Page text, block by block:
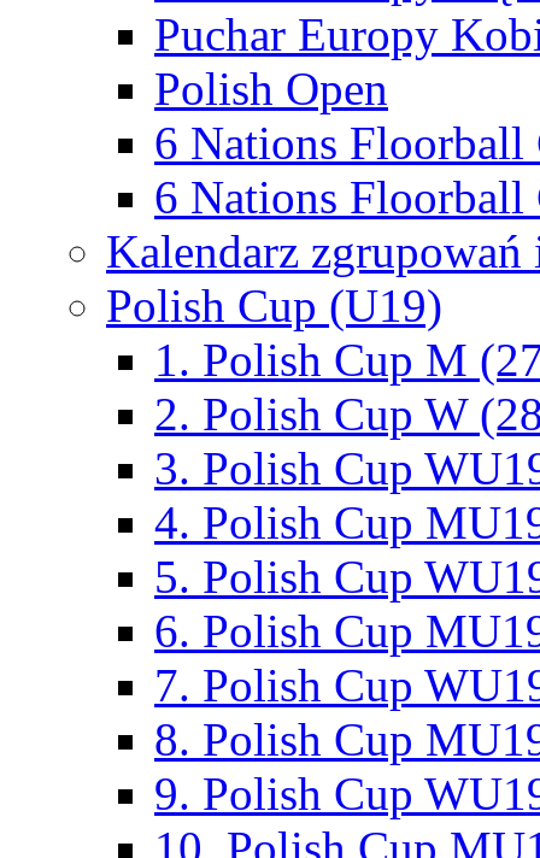
Puchar Europy
Polish Open
6 Nations Floorball
6 Nations Floorball
Kalendarz
Polish Cup (U19)
1. Polish Cup M
2. Polish Cup W
3. Polish Cup
4. Polish Cup
5. Polish Cup
6. Polish Cup
7. Polish Cup
8. Polish Cup
9. Polish Cup
10. Polish Cup